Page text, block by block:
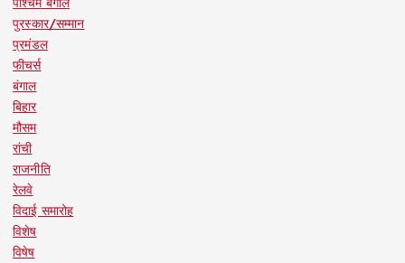
पुरस्कार/सम्मान
प्रमंडल
फीचर्स
बंगाल
बिहार
मौसम
रांची
राजनीति
रेलवे
विदाई समारोह
विशेष
विषेष